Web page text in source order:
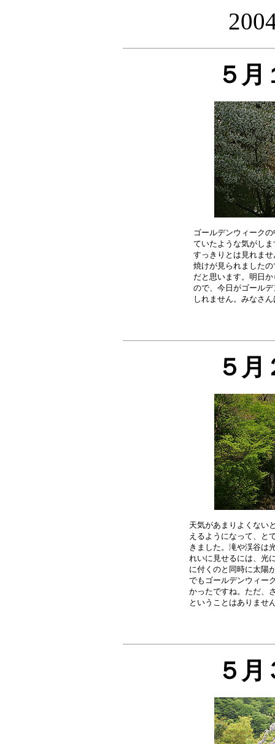
５月
ゴールデンウィーク
ていたような気がし
すっきりとは見れま
焼けが見られました
だと思います。明日
ので、今日がゴール
５月
天気があまりよくない
えるようになって、と
きました。滝や渓谷は
れいに見せるには、光
に付くのと同時に太陽
でもゴールデンウィー
かったですね。ただ、
５月